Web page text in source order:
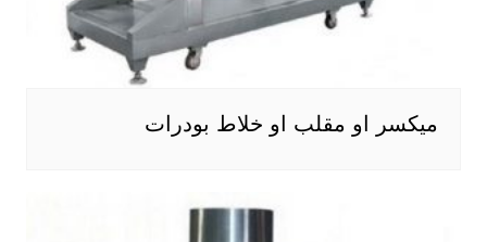
ميكسر او مقلب او خلاط بودرات